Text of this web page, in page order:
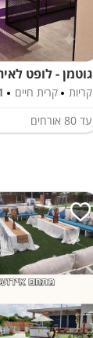
גוטמן - לופט
קריות קרית חיים
1
עד 80אורחים